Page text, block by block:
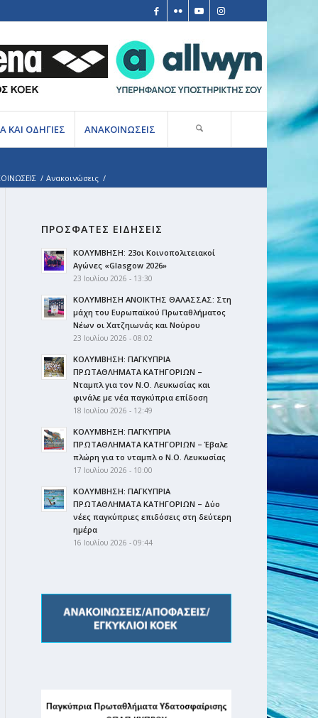
ΚΑΙ ΟΔΗΓΙΕΣ ΑΝΑΚΟΙΝΩΣΕΙΣ
/ Ανακοινώσεις /
ΠΡΟΣΦΑΤΕΣ ΕΙΔΗΣΕΙΣ
ΚΟΛΥΜΒΗΣΗ: 23οι Κοινοπολιτειακοί
Αγώνες «Glasgow 2026»
23 Ιουλίου 2026 - 13:30
ΚΟΛΥΜΒΗΣΗ ΑΝΟΙΚΤΗΣ ΘΑΛΑΣΣΑΣ: Στη
μάχη του Ευρωπαϊκού Πρωταθλήματος
Νέων οι Χατζηιωνάς και Νούρου
23 Ιουλίου 2026 - 08:02
ΚΟΛΥΜΒΗΣΗ: ΠΑΓΚΥΠΡΙΑ
ΠΡΩΤΑΘΛΗΜΑΤΑ ΚΑΤΗΓΟΡΙΩΝ –
Νταμπλ για τον Ν.Ο. Λευκωσίας και
φινάλε με νέα παγκύπρια επίδοση
18 Ιουλίου 2026 - 12:49
ΚΟΛΥΜΒΗΣΗ: ΠΑΓΚΥΠΡΙΑ
ΠΡΩΤΑΘΛΗΜΑΤΑ ΚΑΤΗΓΟΡΙΩΝ – Έβαλε
πλώρη για το νταμπλ ο Ν.Ο. Λευκωσίας
17 Ιουλίου 2026 - 10:00
ΚΟΛΥΜΒΗΣΗ: ΠΑΓΚΥΠΡΙΑ
ΠΡΩΤΑΘΛΗΜΑΤΑ ΚΑΤΗΓΟΡΙΩΝ – Δύο
νέες παγκύπριες επιδόσεις στη δεύτερη
ημέρα
16 Ιουλίου 2026 - 09:44